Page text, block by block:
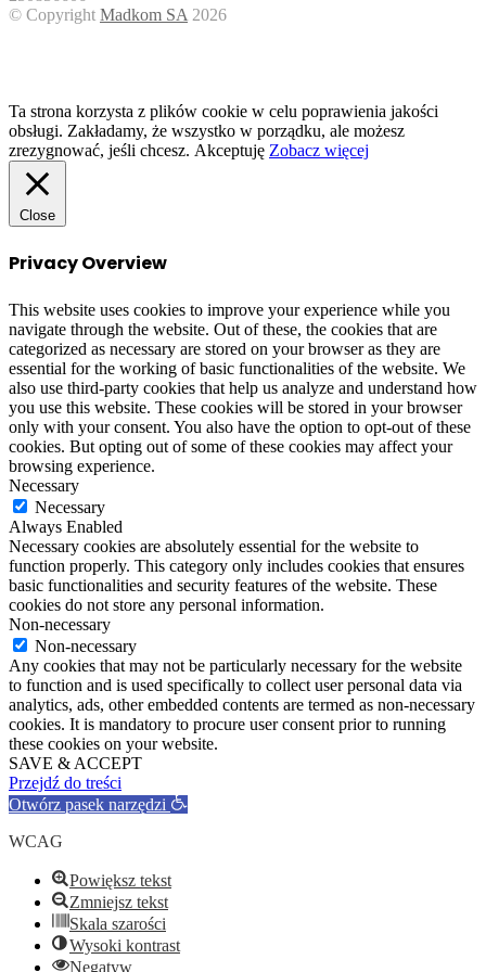
© Copyright Madkom SA 2026
Ta strona korzysta z plików cookie w celu poprawienia jakości
obsługi. Zakładamy, że wszystko w porządku, ale możesz
zrezygnować, jeśli chcesz. Akceptuję Zobacz więcej
Close
Privacy Overview
This website uses cookies to improve your experience while you
navigate through the website. Out of these, the cookies that are
categorized as necessary are stored on your browser as they are
essential for the working of basic functionalities of the website. We
also use third-party cookies that help us analyze and understand how
you use this website. These cookies will be stored in your browser
only with your consent. You also have the option to opt-out of these
cookies. But opting out of some of these cookies may affect your
browsing experience.
Necessary
Necessary
Always Enabled
Necessary cookies are absolutely essential for the website to
function properly. This category only includes cookies that ensures
basic functionalities and security features of the website. These
cookies do not store any personal information.
Non-necessary
Non-necessary
Any cookies that may not be particularly necessary for the website
to function and is used specifically to collect user personal data via
analytics, ads, other embedded contents are termed as non-necessary
cookies. It is mandatory to procure user consent prior to running
these cookies on your website.
SAVE & ACCEPT
Przejdź do treści
Otwórz pasek narzędzi
WCAG
Powiększ tekst
Zmniejsz tekst
Skala szarości
Wysoki kontrast
Negatyw